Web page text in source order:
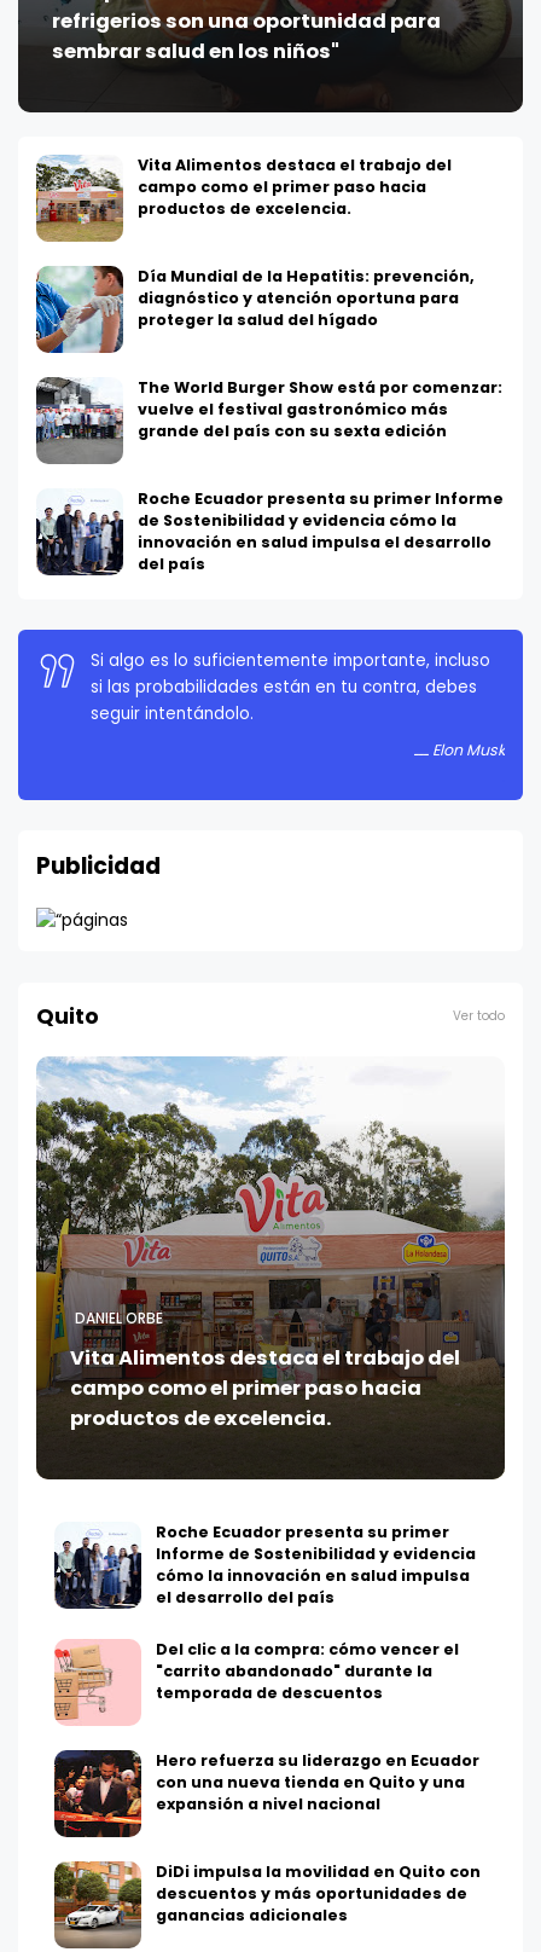
refrigerios son una oportunidad para
sembrar salud en los niños"
Vita Alimentos destaca el trabajo del
campo como el primer paso hacia
productos de excelencia.
Día Mundial de la Hepatitis: prevención,
diagnóstico y atención oportuna para
proteger la salud del hígado
The World Burger Show está por comenzar:
vuelve el festival gastronómico más
grande del país con su sexta edición
Roche Ecuador presenta su primer Informe
de Sostenibilidad y evidencia cómo la
innovación en salud impulsa el desarrollo
del país
La persistencia es muy importante. No debes
rendirte a menos que estés obligado a rendirte.
Publicidad
Quito Ver todo
DANIEL ORBE
Vita Alimentos destaca el trabajo del
campo como el primer paso hacia
productos de excelencia.
Roche Ecuador presenta su primer
Informe de Sostenibilidad y evidencia
cómo la innovación en salud impulsa
el desarrollo del país
Del clic a la compra: cómo vencer el
"carrito abandonado" durante la
temporada de descuentos
Hero refuerza su liderazgo en Ecuador
con una nueva tienda en Quito y una
expansión a nivel nacional
DiDi impulsa la movilidad en Quito con
descuentos y más oportunidades de
ganancias adicionales